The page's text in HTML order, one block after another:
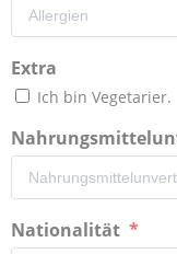
Extra
Ich bin Vegetarier.
Nationalität